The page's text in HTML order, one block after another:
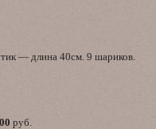
— длина 40см. 9 шариков.
руб.